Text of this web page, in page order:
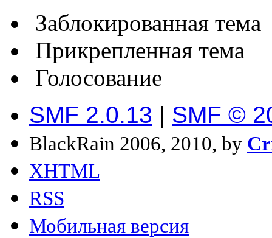
Заблокированная тема
Прикрепленная тема
Голосование
SMF 2.0.13 | SMF ©
BlackRain 2006, 2010, by
XHTML
RSS
Мобильная версия